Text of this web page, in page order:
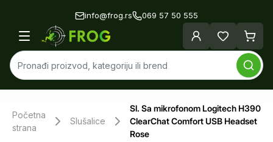
info@frog.rs 069 57 50 555
Početna
strana
Slušalice
Sl. Sa mikrofonom Logitech H390
ClearChat Comfort USB Headset
Rose